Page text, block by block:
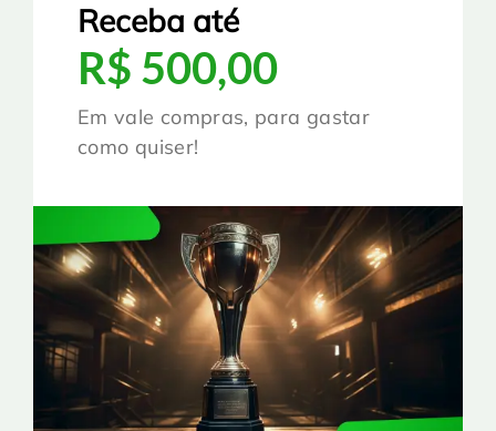
Receba até
R$ 500,00
Em vale compras, para gastar
como quiser!